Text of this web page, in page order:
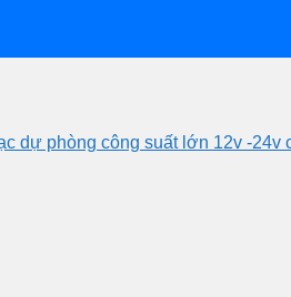
dự phòng công suất lớn 12v -24v